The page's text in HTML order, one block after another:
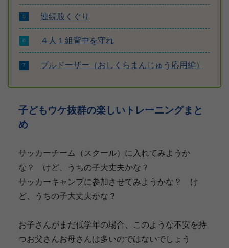
連続股くぐり
４人１組背中を守れ
ブルドーザー（おしくらまんじゅう応用編）
子どもウケ抜群の楽しいトレーニングまと
め
サッカーチーム（スクール）に入れてみようか
な？ けど、うちの子大丈夫かな？
サッカーキャンプに参加させてみようかな？ け
ど、うちの子大丈夫かな？
お子さんがまだ低学年の場合、このような不安を持
つお父さんお母さんは多いのではないでしょう